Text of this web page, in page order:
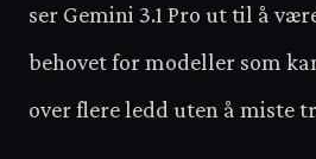
ser Gemini 3.1 Pro ut til å
behovet for modeller som
over flere ledd uten å miste